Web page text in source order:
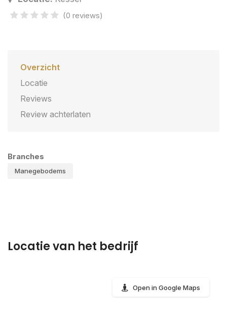
(0 reviews)
Overzicht
Locatie
Reviews
Review achterlaten
Branches
Manegebodems
Locatie van het bedrijf
Open in Google Maps